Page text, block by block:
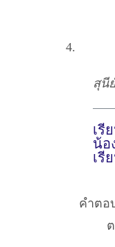
สุนี
เรี
น้อ
เรี
คำตอ